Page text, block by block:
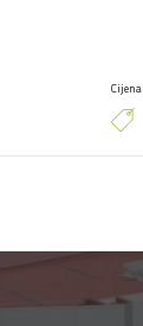
Cijena